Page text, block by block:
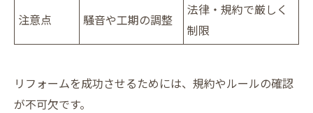
注意点 騒音や工期の調整
法律・規約で厳しく
制限
リフォームを成功させるためには、規約やルールの確認
が不可欠です。